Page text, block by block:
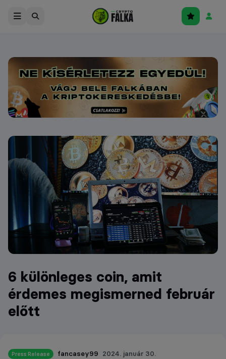
6 különleges coin, amit
érdemes megismerned február
előtt
Press Release fancasey99 2024. január 30.